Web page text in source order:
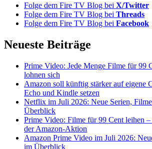
Folge dem Fire TV Blog bei X/Twitter
Folge dem Fire TV Blog bei Threads
Folge dem Fire TV Blog bei Facebook
Neueste Beiträge
Prime Video: Jede Menge Filme für 99
lohnen sich
Amazon soll künftig stärker auf eigene
Echo und Kindle setzen
Netflix im Juli 2026: Neue Serien,
Überblick
Prime Video: Filme für 99 Cent leihen
der Amazon-Aktion
Amazon Prime Video im Juli 2026:
im Überblick